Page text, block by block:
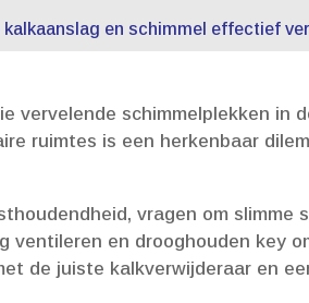
kalkaanslag en schimmel effectief
vervelende schimmelplekken
ruimtes is een herkenbaar
vragen om
ventileren en drooghouden key
de juiste kalkverwijderaar en